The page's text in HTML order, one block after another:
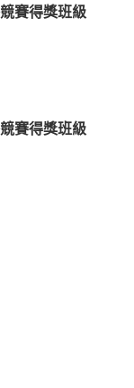
賽得獎班級
賽得獎班級